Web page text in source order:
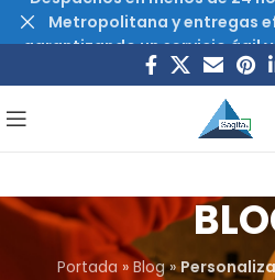
Portada» Blog»
Metropolitana y entregas
garantizando un servicio ágil